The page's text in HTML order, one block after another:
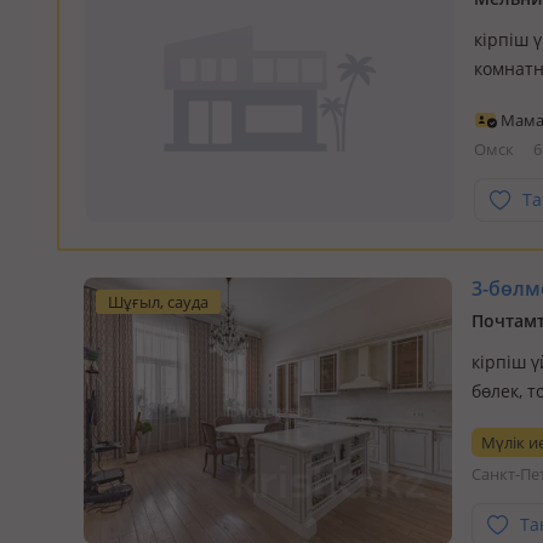
кірпіш
и
Омск
Шұғыл, сауда 3-
кірпіш
бөлек,
был
ремoнт
Мүлік
Санкт-